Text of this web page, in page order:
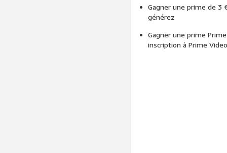
Gagner une prime de 3
générez
Gagner une prime
inscription à Prime